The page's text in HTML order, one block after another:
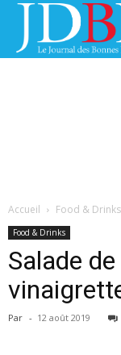
Accueil Food & Drinks
Food & Drinks
Salade
Par - 12 août 2019